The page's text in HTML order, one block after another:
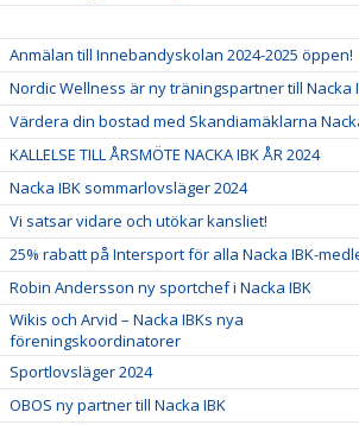
Anmälan till Innebandyskolan 2024-2025 öppen!
Nordic Wellness är ny träningspartner till Nacka
Värdera din bostad med Skandiamäklarna
KALLELSE TILL ÅRSMÖTE NACKA IBK ÅR 2024
Nacka IBK sommarlovsläger 2024
Vi satsar vidare och utökar kansliet!
25% rabatt på Intersport för alla Nacka IBK-
Robin Andersson ny sportchef i Nacka IBK
Wikis och Arvid – Nacka IBKs nya
föreningskoordinatorer
Sportlovsläger 2024
OBOS ny partner till Nacka IBK